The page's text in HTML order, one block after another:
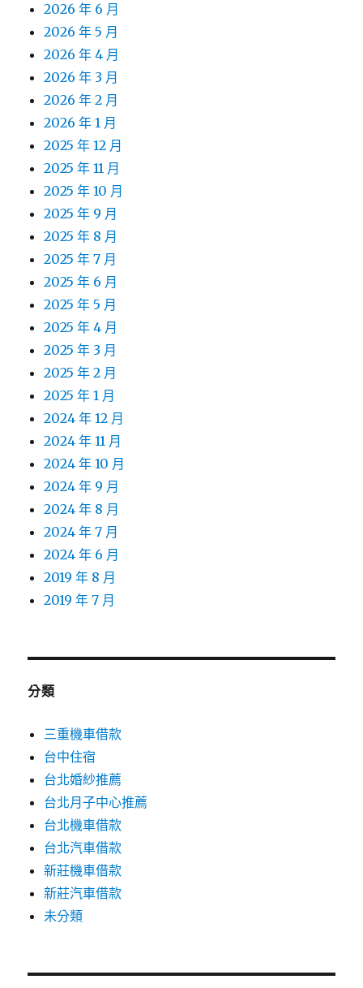
2026 年 6 月
2026 年 5 月
2026 年 4 月
2026 年 3 月
2026 年 2 月
2026 年 1 月
2025 年 12 月
2025 年 11 月
2025 年 10 月
2025 年 9 月
2025 年 8 月
2025 年 7 月
2025 年 6 月
2025 年 5 月
2025 年 4 月
2025 年 3 月
2025 年 2 月
2025 年 1 月
2024 年 12 月
2024 年 11 月
2024 年 10 月
2024 年 9 月
2024 年 8 月
2024 年 7 月
2024 年 6 月
2019 年 8 月
2019 年 7 月
分類
三重機車借款
台中住宿
台北婚紗推薦
台北月子中心推薦
台北機車借款
台北汽車借款
新莊機車借款
新莊汽車借款
未分類